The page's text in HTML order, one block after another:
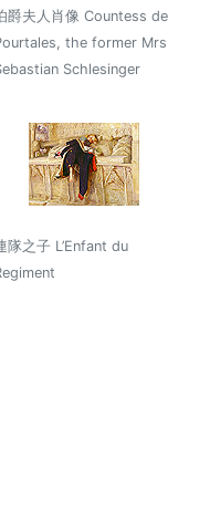
爵夫人肖像 Countess de
the former Mrs
Schlesinger
隊之子 L’Enfant du